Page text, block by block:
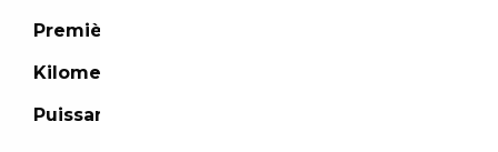
Première mise en circulation :
Kilometrage :
Puissance :